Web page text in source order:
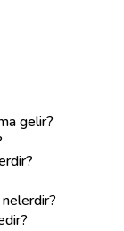
gelir?